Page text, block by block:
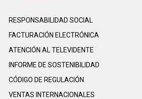
RESPONSABILIDAD SOCIAL
FACTURACIÓN ELECTRÓNICA
ATENCIÓN AL TELEVIDENTE
INFORME DE SOSTENIBILIDAD
CÓDIGO DE REGULACIÓN
VENTAS INTERNACIONALES